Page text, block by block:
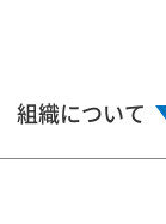
組織について